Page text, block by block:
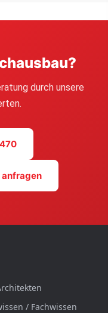
durch unsere
anfragen
/ Fachwissen